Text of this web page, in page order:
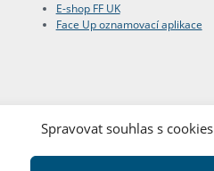
Spravovat souhlas s cookies
E-shop FF UK
Face Up oznamovací aplikace